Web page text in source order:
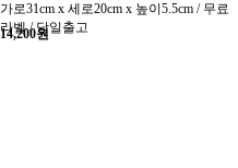
가로31cm x 세로20cm x 높이5.5cm / 무료
라벨 / 당일출고
14,200원